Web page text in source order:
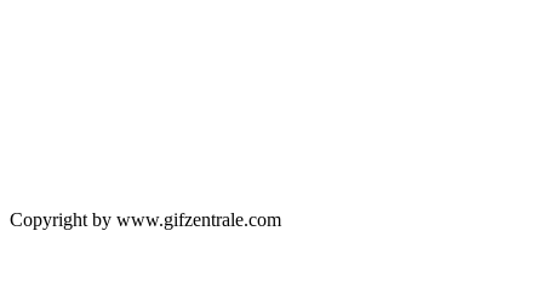
Copyright by www.gifzentrale.com